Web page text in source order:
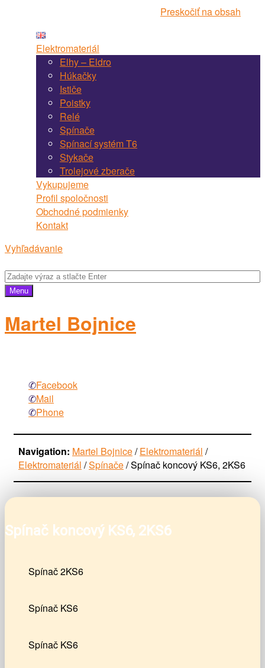
Preskočiť na obsah
Elektromateriál
Elhy – Eldro
Húkačky
Ističe
Poistky
Relé
Spínače
Spínací systém T6
Stykače
Trolejové zberače
Vykupujeme
Profil spoločnosti
Obchodné podmienky
Kontakt
Vyhľadávanie
Menu
Martel Bojnice
Facebook
Mail
Phone
Navigation: Martel Bojnice/Elektromateriál /
Elektromateriál /Spínače/Spínač koncový KS6, 2KS6
Spínač koncový KS6, 2KS6
Spínač 2KS6
Spínač KS6
Spínač KS6